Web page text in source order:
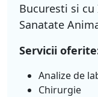
Bucuresti si
Sanatate
Servicii
Analize de
Chirurgie